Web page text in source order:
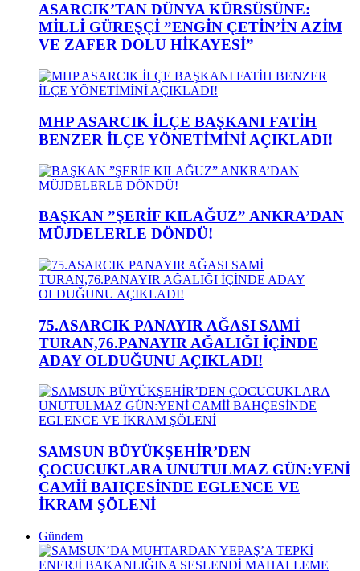
ASARCIK’TAN DÜNYA KÜRSÜSÜNE:
MİLLİ GÜREŞÇİ ”ENGİN ÇETİN’İN AZİM
VE ZAFER DOLU HİKAYESİ”
MHP ASARCIK İLÇE BAŞKANI FATİH
BENZER İLÇE YÖNETİMİNİ AÇIKLADI!
BAŞKAN ”ŞERİF KILAĞUZ” ANKRA’DAN
MÜJDELERLE DÖNDÜ!
75.ASARCIK PANAYIR AĞASI SAMİ
TURAN,76.PANAYIR AĞALIĞI İÇİNDE
ADAY OLDUĞUNU AÇIKLADI!
SAMSUN BÜYÜKŞEHİR’DEN
ÇOCUCUKLARA UNUTULMAZ GÜN:YENİ
CAMİİ BAHÇESİNDE EGLENCE VE
İKRAM ŞÖLENİ
Gündem